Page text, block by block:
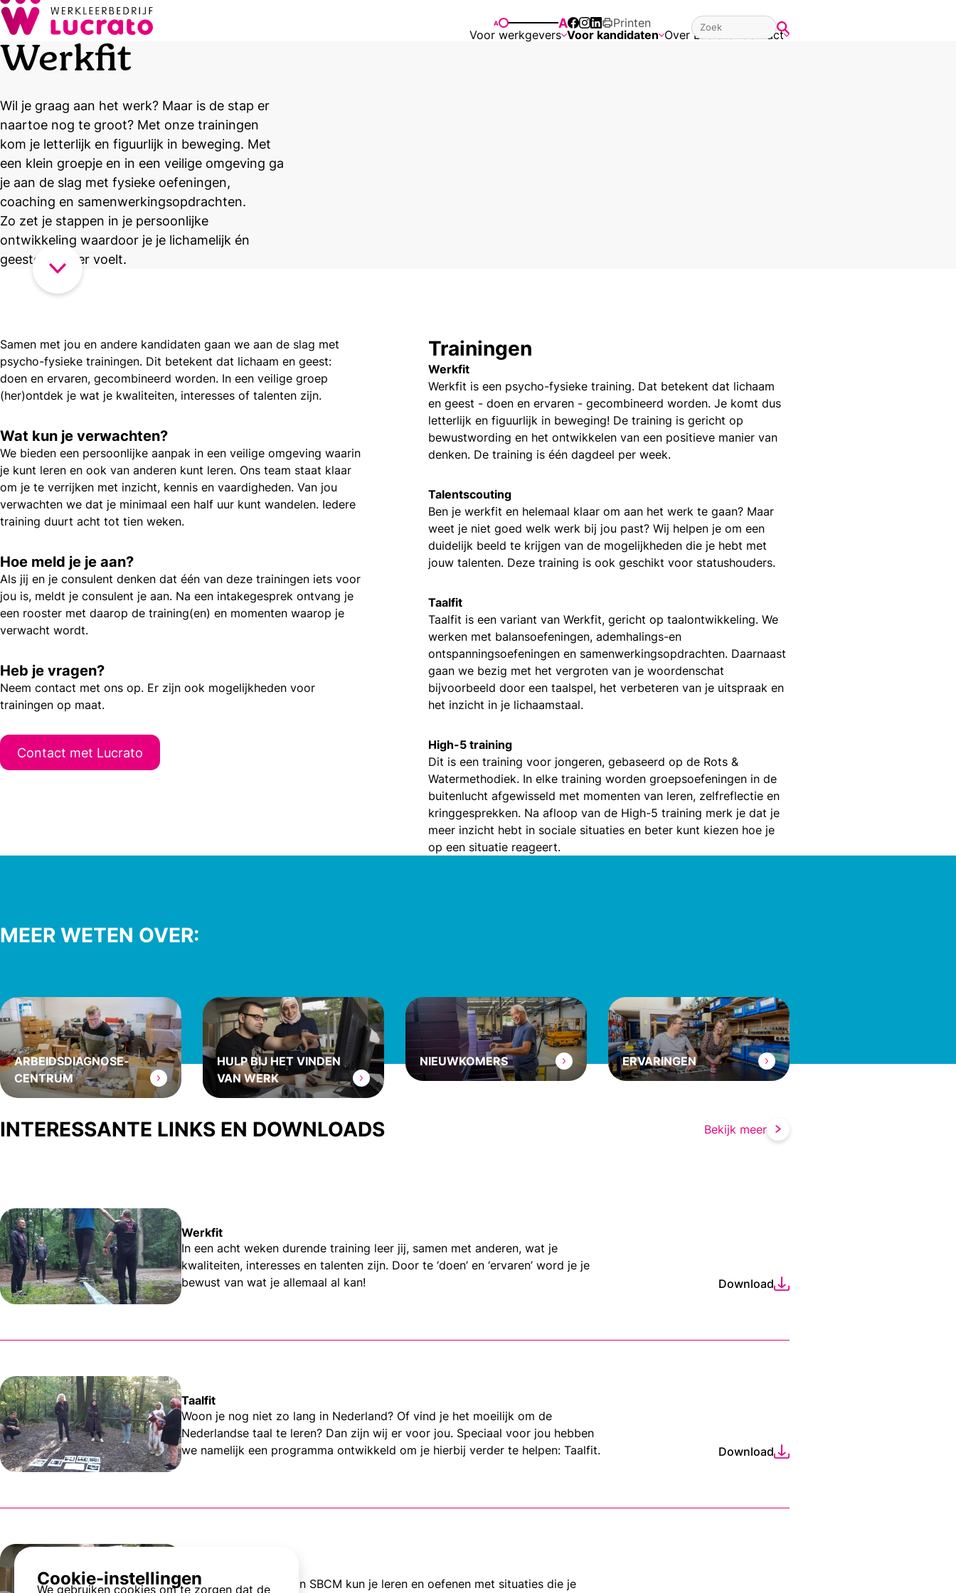
Cookie-instellingen
We gebruiken cookies om te zorgen dat de
A A Printen
Voor werkgevers Voor kandidaten Over Lucrato Contact
Werkfit
Wil je graag aan het werk? Maar is de stap er
naartoe nog te groot? Met onze trainingen
kom je letterlijk en figuurlijk in beweging. Met
een klein groepje en in een veilige omgeving ga
je aan de slag met fysieke oefeningen,
coaching en samenwerkingsopdrachten.
Zo zet je stappen in je persoonlijke
ontwikkeling waardoor je je lichamelijk én
geestelijk fitter voelt.
Samen met jou en andere kandidaten gaan we aan de slag met
psycho-fysieke trainingen. Dit betekent dat lichaam en geest:
doen en ervaren, gecombineerd worden. In een veilige groep
(her)ontdek je wat je kwaliteiten, interesses of talenten zijn.
Wat kun je verwachten?
We bieden een persoonlijke aanpak in een veilige omgeving waarin
je kunt leren en ook van anderen kunt leren. Ons team staat klaar
om je te verrijken met inzicht, kennis en vaardigheden. Van jou
verwachten we dat je minimaal een half uur kunt wandelen. Iedere
training duurt acht tot tien weken.
Hoe meld je je aan?
Als jij en je consulent denken dat één van deze trainingen iets voor
jou is, meldt je consulent je aan. Na een intakegesprek ontvang je
een rooster met daarop de training(en) en momenten waarop je
verwacht wordt.
Heb je vragen?
Neem contact met ons op. Er zijn ook mogelijkheden voor
trainingen op maat.
Contact met Lucrato
Trainingen
Werkfit
Werkfit is een psycho-fysieke training. Dat betekent dat lichaam
en geest - doen en ervaren - gecombineerd worden. Je komt dus
letterlijk en figuurlijk in beweging! De training is gericht op
bewustwording en het ontwikkelen van een positieve manier van
denken. De training is één dagdeel per week.
Talentscouting
Ben je werkfit en helemaal klaar om aan het werk te gaan? Maar
weet je niet goed welk werk bij jou past? Wij helpen je om een
duidelijk beeld te krijgen van de mogelijkheden die je hebt met
jouw talenten. Deze training is ook geschikt voor statushouders.
Taalfit
Taalfit is een variant van Werkfit, gericht op taalontwikkeling. We
werken met balansoefeningen, ademhalings-en
ontspanningsoefeningen en samenwerkingsopdrachten. Daarnaast
gaan we bezig met het vergroten van je woordenschat
bijvoorbeeld door een taalspel, het verbeteren van je uitspraak en
het inzicht in je lichaamstaal.
High-5 training
Dit is een training voor jongeren, gebaseerd op de Rots &
Watermethodiek. In elke training worden groepsoefeningen in de
buitenlucht afgewisseld met momenten van leren, zelfreflectie en
kringgesprekken. Na afloop van de High-5 training merk je dat je
meer inzicht hebt in sociale situaties en beter kunt kiezen hoe je
op een situatie reageert.
MEER WETEN OVER:
ARBEIDSDIAGNOSE­
CENTRUM
HULP BIJ HET VINDEN
VAN WERK
NIEUWKOMERS ERVARINGEN
INTERESSANTE LINKS EN DOWNLOADS Bekijk meer
Werkfit
In een acht weken durende training leer jij, samen met anderen, wat je
kwaliteiten, interesses en talenten zijn. Door te ‘doen’ en ‘ervaren’ word je je
bewust van wat je allemaal al kan!
Download
Taalfit
Woon je nog niet zo lang in Nederland? Of vind je het moeilijk om de
Nederlandse taal te leren? Dan zijn wij er voor jou. Speciaal voor jou hebben
we namelijk een programma ontwikkeld om je hierbij verder te helpen: Taalfit.
Download
In het WERK-portal van SBCM kun je leren en oefenen met situaties die je